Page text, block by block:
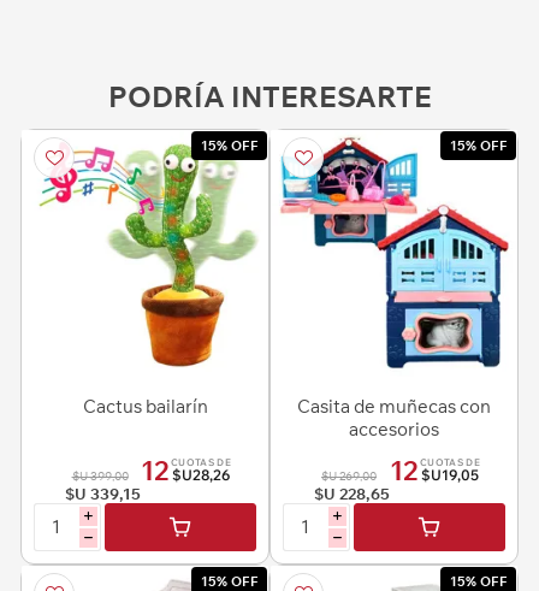
PODRÍA INTERESARTE
15% OFF
Cactus bailarín
$U 399,00
$U 339,15
12 CUOTAS DE
$U28,26
i
h
15% OFF
Casita de muñecas con
accesorios
$U 269,00
$U 228,65
12 CUOTAS DE
$U19,05
i
h
15% OFF 15% OFF